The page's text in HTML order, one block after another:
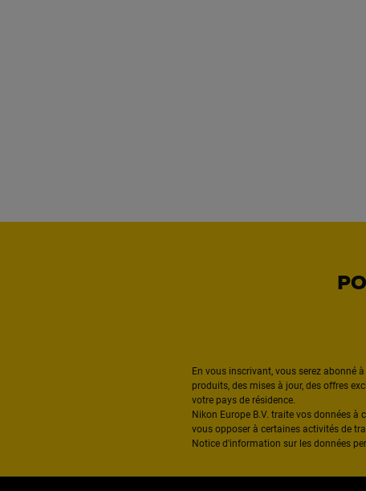
En vous inscrivant, vous serez abonné
produits, des mises à jour, des offres
votre pays de résidence.
Nikon Europe B.V. traite vos données
vous opposer à certaines activités de
Notice d'information sur les données